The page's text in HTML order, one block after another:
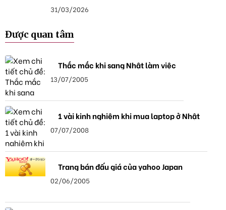
31/03/2026
Được quan tâm
Thắc mắc khi sang Nhật làm việc
13/07/2005
1 vài kinh nghiệm khi mua laptop ở Nhật
07/07/2008
Trang bán đấu giá của yahoo Japan
02/06/2005